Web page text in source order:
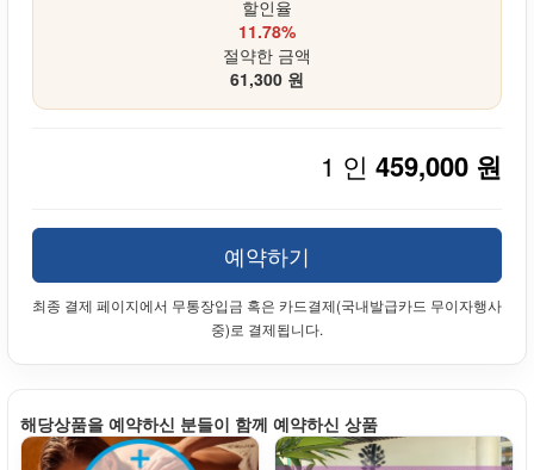
할인율
11.78%
절약한 금액
61,300 원
1 인 459,000 원
예약하기
최종 결제 페이지에서 무통장입금 혹은 카드결제(국내발급카드 무이자행사
중)로 결제됩니다.
해당상품을 예약하신 분들이 함께 예약하신 상품